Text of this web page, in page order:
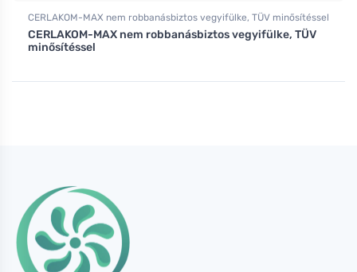
CERLAKOM-MAX nem robbanásbiztos vegyifülke, TÜV minősítéssel
CERLAKOM-MAX nem robbanásbiztos vegyifülke, TÜV
minősítéssel